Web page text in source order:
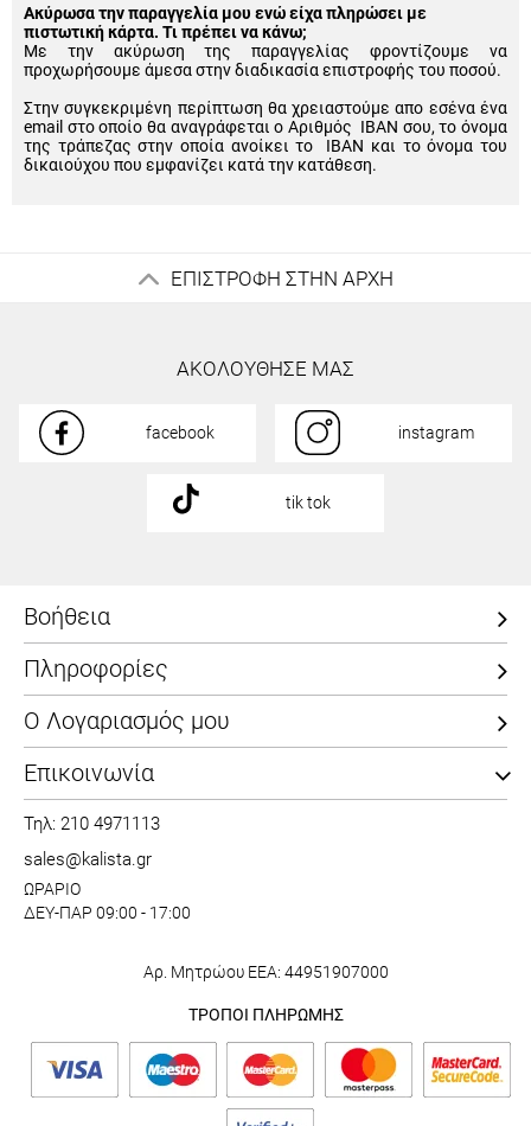
Ακύρωσα την παραγγελία μου ενώ είχα πληρώσει με
πιστωτική κάρτα. Τι πρέπει να κάνω;
Με την ακύρωση της παραγγελίας φροντίζουμε να
προχωρήσουμε άμεσα στην διαδικασία επιστροφής του ποσού.
Στην συγκεκριμένη περίπτωση θα χρειαστούμε απο εσένα ένα
email στο οποίο θα αναγράφεται ο Αριθμός IBAN σου, το όνομα
της τράπεζας στην οποία ανοίκει το IBAN και το όνομα του
δικαιούχου που εμφανίζει κατά την κατάθεση.
ΕΠΙΣΤΡΟΦΗ ΣΤΗΝ ΑΡΧΗ
ΑΚΟΛΟΥΘΗΣΕ ΜΑΣ
facebook instagram
tik tok
Βοήθεια
Πληροφορίες
Ο Λογαριασμός μου
Επικοινωνία
Τηλ: 210 4971113
sales@kalista.gr
ΩΡΑΡΙΟ
ΔΕΥ-ΠΑΡ 09:00 - 17:00
Αρ. Μητρώου ΕΕΑ: 44951907000
ΤΡΟΠΟΙ ΠΛΗΡΩΜΗΣ